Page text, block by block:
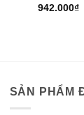
942.000₫
SẢN PHẨM